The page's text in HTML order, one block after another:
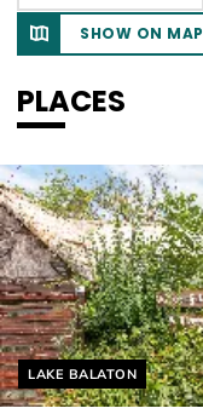
SHOW ON MAP
PLACES
Helyszín címkék:
LAKE BALATON